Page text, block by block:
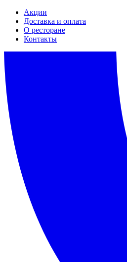
Акции
Доставка и оплата
О ресторане
Контакты